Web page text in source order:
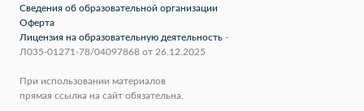
Сведения об образовательной организации
Оферта
Лицензия на образовательную деятельность -
Л035-01271-78/04097868 от 26.12.2025
При использовании материалов
прямая ссылка на сайт обязательна.